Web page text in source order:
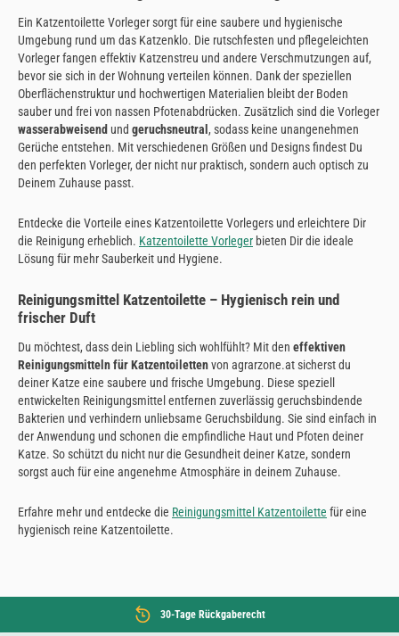
Ein Katzentoilette Vorleger sorgt für eine saubere und hygienische
Umgebung rund um das Katzenklo. Die rutschfesten und pflegeleichten
Vorleger fangen effektiv Katzenstreu und andere Verschmutzungen auf,
bevor sie sich in der Wohnung verteilen können. Dank der speziellen
Oberflächenstruktur und hochwertigen Materialien bleibt der Boden
sauber und frei von nassen Pfotenabdrücken. Zusätzlich sind die Vorleger
wasserabweisend und geruchsneutral, sodass keine unangenehmen
Gerüche entstehen. Mit verschiedenen Größen und Designs findest Du
den perfekten Vorleger, der nicht nur praktisch, sondern auch optisch zu
Deinem Zuhause passt.
Entdecke die Vorteile eines Katzentoilette Vorlegers und erleichtere Dir
die Reinigung erheblich. Katzentoilette Vorleger bieten Dir die ideale
Lösung für mehr Sauberkeit und Hygiene.
Reinigungsmittel Katzentoilette – Hygienisch rein und
frischer Duft
Du möchtest, dass dein Liebling sich wohlfühlt? Mit den effektiven
Reinigungsmitteln für Katzentoilettenvon agrarzone.at sicherst du
deiner Katze eine saubere und frische Umgebung. Diese speziell
entwickelten Reinigungsmittel entfernen zuverlässig geruchsbindende
Bakterien und verhindern unliebsame Geruchsbildung. Sie sind einfach in
der Anwendung und schonen die empfindliche Haut und Pfoten deiner
Katze. So schützt du nicht nur die Gesundheit deiner Katze, sondern
sorgst auch für eine angenehme Atmosphäre in deinem Zuhause.
Erfahre mehr und entdecke die Reinigungsmittel Katzentoilette für eine
hygienisch reine Katzentoilette.
30-Tage Rückgaberecht